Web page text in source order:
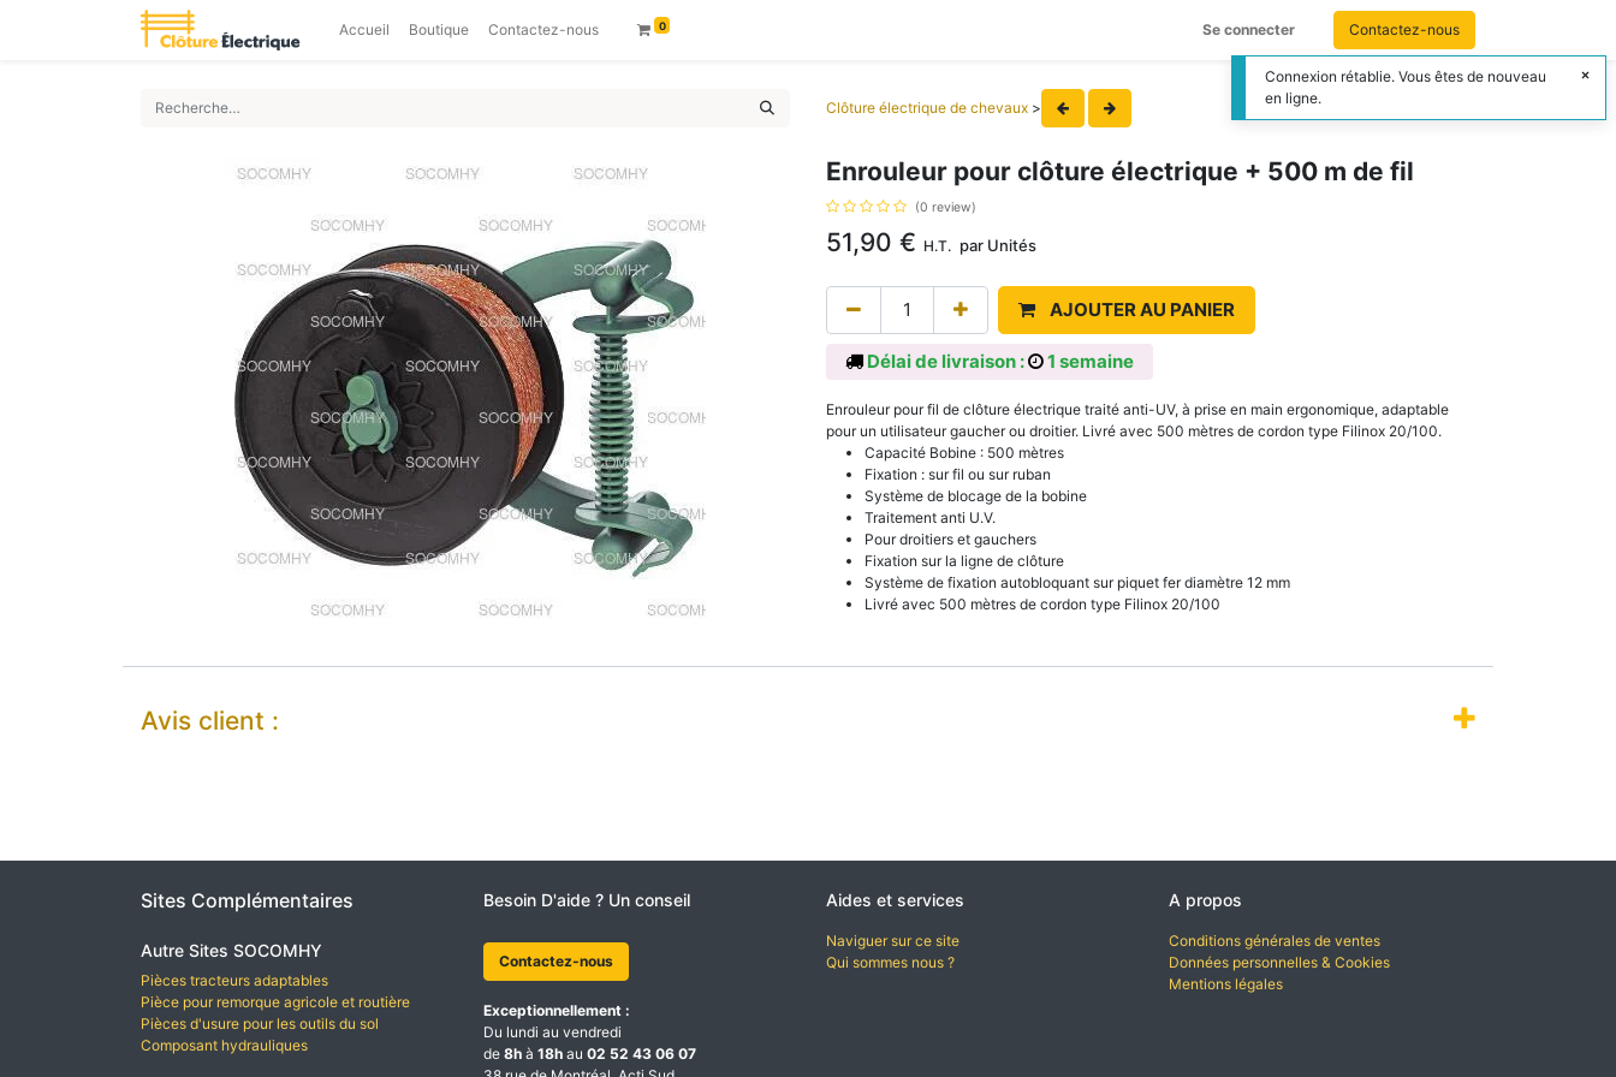
Accueil Boutique Contactez-nous 0 Se connecter Contactez-nous
Clôture électrique de chevaux >
Enrouleur pour clôture électrique + 500 m de fil
(0 review)
51,90 € H.T. par Unités
AJOUTER AU PANIER
Délai de livraison : 1 semaine
Enrouleur pour fil de clôture électrique traité anti-UV, à prise en main ergonomique, adaptable
pour un utilisateur gaucher ou droitier. Livré avec 500 mètres de cordon type Filinox 20/100.
Capacité Bobine : 500 mètres
Fixation : sur fil ou sur ruban
Système de blocage de la bobine
Traitement anti U.V.
Pour droitiers et gauchers
Fixation sur la ligne de clôture
Système de fixation autobloquant sur piquet fer diamètre 12 mm
Livré avec 500 mètres de cordon type Filinox 20/100
Avis client :
Sites Complémentaires
Autre Sites SOCOMHY
Pièces tracteurs adaptables
Pièce pour remorque agricole et routière
Pièces d'usure pour les outils du sol
Composant hydrauliques
Besoin D'aide ? Un conseil
Contactez-nous
Exceptionnellement :
Du lundi au vendredi
de 8h à 18h au 02 52 43 06 07
Aides et services
Naviguer sur ce site
Qui sommes nous ?
A propos
Conditions générales de ventes
Données personnelles & Cookies
Mentions légales
Connexion rétablie. Vous êtes de nouveau
en ligne.